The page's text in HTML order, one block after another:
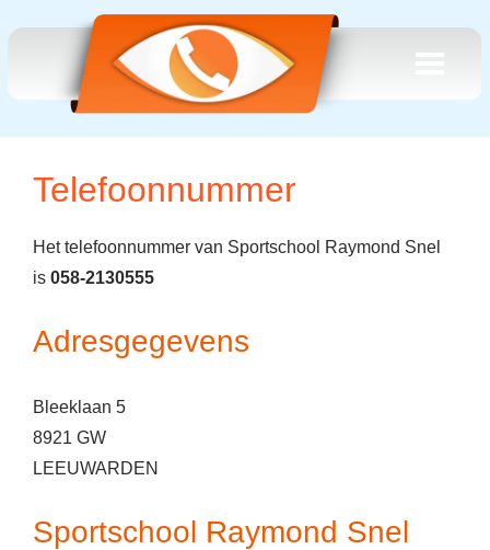
Telefoonnummer
Het telefoonnummer van Sportschool Raymond Snel
is 058-2130555
Adresgegevens
Bleeklaan 5
8921 GW
LEEUWARDEN
Sportschool Raymond Snel